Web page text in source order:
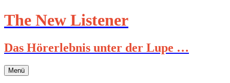
Zum
Inhalt
The New Listener
Das Hörerlebnis unter der Lupe …
Menü